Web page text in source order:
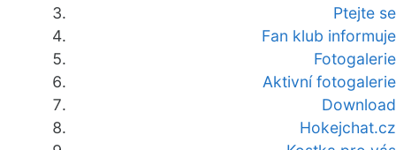
Ptejte se
Fan klub informuje
Fotogalerie
Aktivní fotogalerie
Download
Hokejchat.cz